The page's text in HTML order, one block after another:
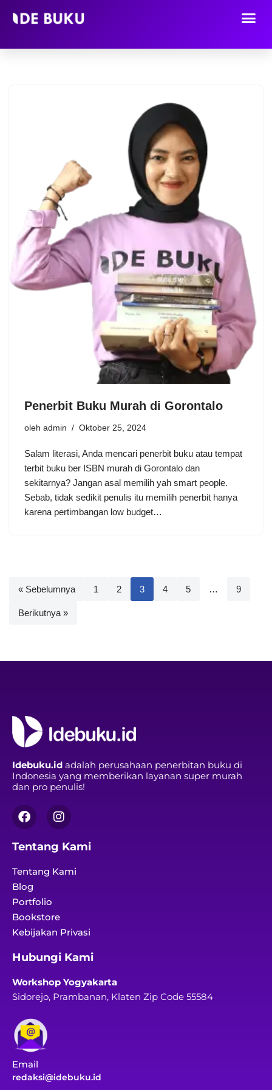
ke
Penerbit Buku Murah di Gorontalo
oleh admin Oktober 25, 2024
Salam literasi, Anda mencari penerbit buku atau tempat
terbit buku ber ISBN murah di Gorontalo dan
sekitarnya? Jangan asal memilih yah smart people.
Sebab, tidak sedikit penulis itu memilih penerbit hanya
karena pertimbangan low budget…
« Sebelumnya 1 2 3 4 5 … 9
Berikutnya »
Idebuku.id adalah perusahaan penerbitan buku di
Indonesia yang memberikan layanan super murah
dan pro penulis!
Tentang Kami
Tentang Kami
Blog
Portfolio
Bookstore
Kebijakan Privasi
Hubungi Kami
Workshop Yogyakarta
Sidorejo, Prambanan, Klaten Zip Code 55584
Email
redaksi@idebuku.id